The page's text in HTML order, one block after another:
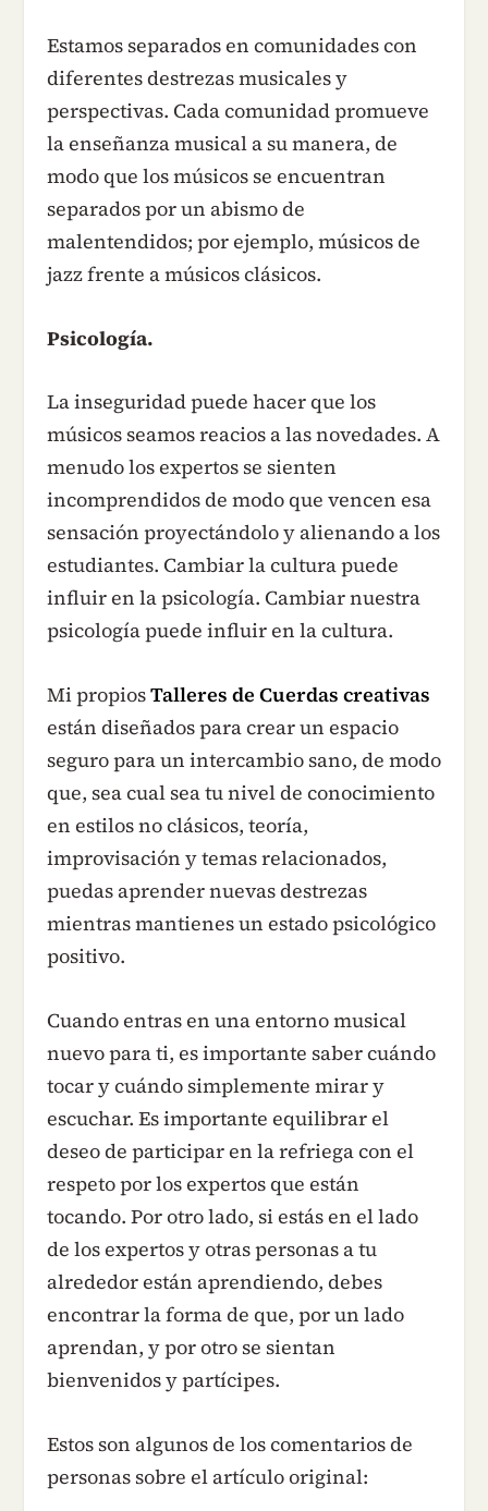
Estamos separados en comunidades con
diferentes destrezas musicales y
perspectivas. Cada comunidad promueve
la enseñanza musical a su manera, de
modo que los músicos se encuentran
separados por un abismo de
malentendidos; por ejemplo, músicos de
jazz frente a músicos clásicos.
Psicología.
La inseguridad puede hacer que los
músicos seamos reacios a las novedades. A
menudo los expertos se sienten
incomprendidos de modo que vencen esa
sensación proyectándolo y alienando a los
estudiantes. Cambiar la cultura puede
influir en la psicología. Cambiar nuestra
psicología puede influir en la cultura.
Mi propiosTalleres de Cuerdas creativas
están diseñados para crear un espacio
seguro para un intercambio sano, de modo
que, sea cual sea tu nivel de conocimiento
en estilos no clásicos, teoría,
improvisación y temas relacionados,
puedas aprender nuevas destrezas
mientras mantienes un estado psicológico
positivo.
Cuando entras en una entorno musical
nuevo para ti, es importante saber cuándo
tocar y cuándo simplemente mirar y
escuchar. Es importante equilibrar el
deseo de participar en la refriega con el
respeto por los expertos que están
tocando. Por otro lado, si estás en el lado
de los expertos y otras personas a tu
alrededor están aprendiendo, debes
encontrar la forma de que, por un lado
aprendan, y por otro se sientan
bienvenidos y partícipes.
Estos son algunos de los comentarios de
personas sobre el artículo original: